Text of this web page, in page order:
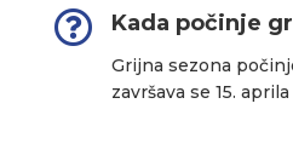
 Kada počinje
Grijna sezona
završava se 15.